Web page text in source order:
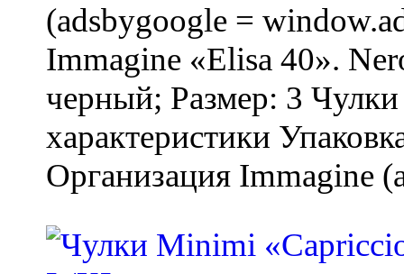
(adsbygoogle =
Immagine «Elisa 40».
черный; Размер: 3
характеристики
Организация Immagine